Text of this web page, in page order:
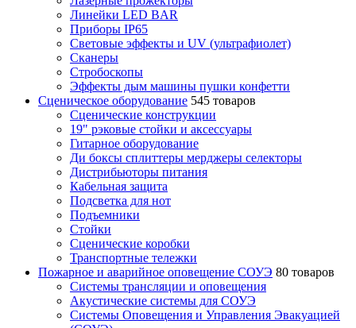
Линейки LED BAR
Приборы IP65
Световые эффекты и UV (ультрафиолет)
Сканеры
Стробоскопы
Эффекты дым машины пушки конфетти
Сценическое оборудование 545 товаров
Сценические конструкции
19" рэковые стойки и аксесcуары
Гитарное оборудование
Ди боксы сплиттеры мерджеры селекторы
Дистрибьюторы питания
Кабельная защита
Подсветка для нот
Подъемники
Стойки
Сценические коробки
Транспортные тележки
Пожарное и аварийное оповещение СОУЭ 80 товаров
Cистемы трансляции и оповещения
Акустические системы для СОУЭ
Системы Оповещения и Управления Эвакуацией